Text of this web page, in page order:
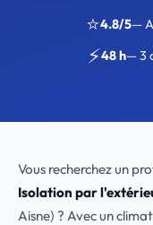
⭐4.8/5—
⚡48 h— 3
Vous recherchez un
Isolation par
Aisne) ? Avec un